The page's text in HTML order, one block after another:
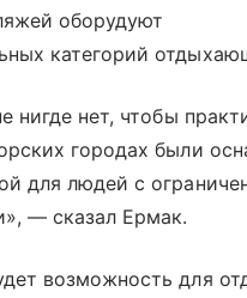
оборудуют
категорий
нигде нет, чтобы
городах были
для людей с
— сказал Ермак.
возможность для